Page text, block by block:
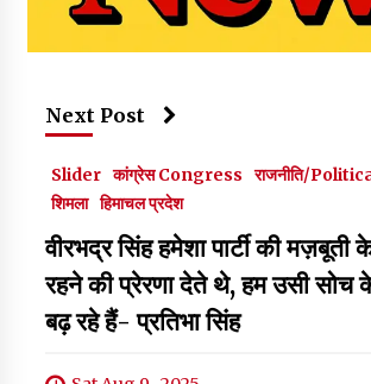
Next Post
Slider कांग्रेस Congress राजनीति/
शिमला हिमाचल प्रदेश
वीरभद्र सिंह हमेशा पार्टी की
रहने की प्रेरणा देते थे, हम उसी
बढ़ रहे हैं- प्रतिभा सिंह